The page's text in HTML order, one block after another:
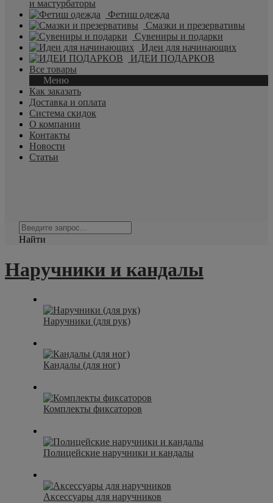
и мастурбаторы
Фетиш одежда
Смазки и презервативы
Сувениры и подарки
Идеи для начинающих
ИДЕИ ПОДАРКОВ
Все товары
Меню
Как заказать
Доставка и оплата
Система скидок
О компании
Контакты
Новости
Статьи
Найти
Наручники и кандалы
Наручники (для рук)
Кандалы (для ног)
Комплекты фиксаторов
Полицейские наручники и кандалы
Аксессуары для наручников